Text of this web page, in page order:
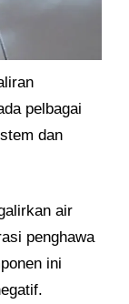
pelbagai
dan
air
penghawa
ini